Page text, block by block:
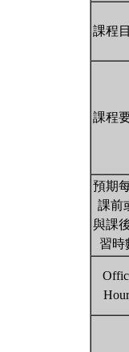
課程
課程
預期
課前
與課
習時